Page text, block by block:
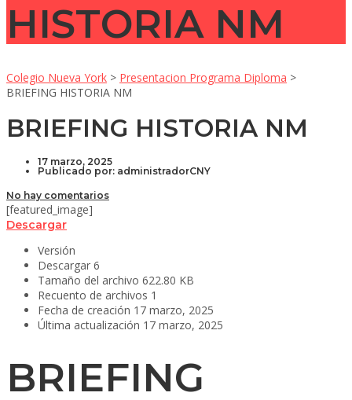
HISTORIA NM
Colegio Nueva York > Presentacion Programa Diploma >
BRIEFING HISTORIA NM
BRIEFING HISTORIA NM
17 marzo, 2025
Publicado por: administradorCNY
No hay comentarios
[featured_image]
Descargar
Versión
Descargar 6
Tamaño del archivo 622.80 KB
Recuento de archivos 1
Fecha de creación 17 marzo, 2025
Última actualización 17 marzo, 2025
BRIEFING